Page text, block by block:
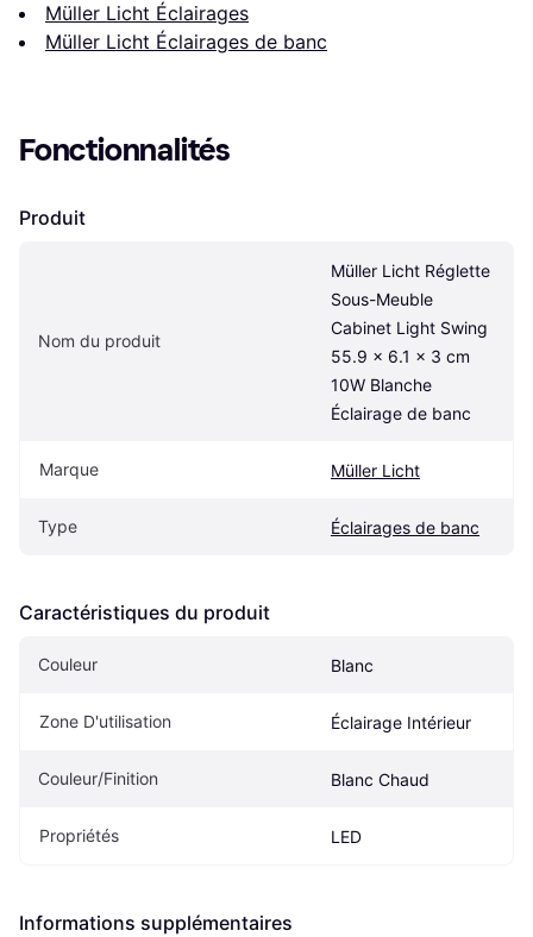
Müller Licht Éclairages
Müller Licht Éclairages de banc
Fonctionnalités
Produit
Nom du produit
Müller Licht Réglette
Sous-Meuble
Cabinet Light Swing
55.9 x 6.1 x 3 cm
10W Blanche
Éclairage de banc
Marque Müller Licht
Type Éclairages de banc
Caractéristiques du produit
Couleur Blanc
Zone D'utilisation Éclairage Intérieur
Couleur/Finition Blanc Chaud
Propriétés LED
Informations supplémentaires